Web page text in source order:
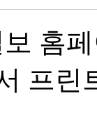
홈
프린